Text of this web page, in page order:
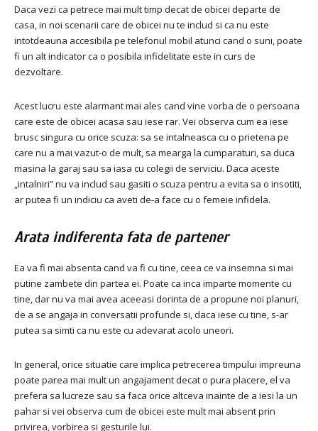
Daca vezi ca petrece mai mult timp decat de obicei departe de
casa, in noi scenarii care de obicei nu te includ si ca nu este
intotdeauna accesibila pe telefonul mobil atunci cand o suni, poate
fi un alt indicator ca o posibila infidelitate este in curs de
dezvoltare.
Acest lucru este alarmant mai ales cand vine vorba de o persoana
care este de obicei acasa sau iese rar. Vei observa cum ea iese
brusc singura cu orice scuza: sa se intalneasca cu o prietena pe
care nu a mai vazut-o de mult, sa mearga la cumparaturi, sa duca
masina la garaj sau sa iasa cu colegii de serviciu. Daca aceste
„intalniri” nu va includ sau gasiti o scuza pentru a evita sa o insotiti,
ar putea fi un indiciu ca aveti de-a face cu o femeie infidela.
Arata indiferenta fata de partener
Ea va fi mai absenta cand va fi cu tine, ceea ce va insemna si mai
putine zambete din partea ei. Poate ca inca imparte momente cu
tine, dar nu va mai avea aceeasi dorinta de a propune noi planuri,
de a se angaja in conversatii profunde si, daca iese cu tine, s-ar
putea sa simti ca nu este cu adevarat acolo uneori.
In general, orice situatie care implica petrecerea timpului impreuna
poate parea mai mult un angajament decat o pura placere, el va
prefera sa lucreze sau sa faca orice altceva inainte de a iesi la un
pahar si vei observa cum de obicei este mult mai absent prin
privirea, vorbirea si gesturile lui.